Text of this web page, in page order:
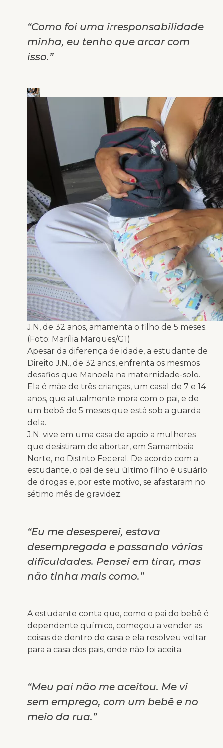
“Como foi uma irresponsabilidade
minha, eu tenho que arcar com
isso.”
J.N, de 32 anos, amamenta o filho de 5 meses.
(Foto: Marília Marques/G1)
Apesar da diferença de idade, a estudante de
Direito J.N., de 32 anos, enfrenta os mesmos
desafios que Manoela na maternidade-solo.
Ela é mãe de três crianças, um casal de 7 e 14
anos, que atualmente mora com o pai, e de
um bebê de 5 meses que está sob a guarda
dela.
J.N. vive em uma casa de apoio a mulheres
que desistiram de abortar, em Samambaia
Norte, no Distrito Federal. De acordo com a
estudante, o pai de seu último filho é usuário
de drogas e, por este motivo, se afastaram no
sétimo mês de gravidez.
“Eu me desesperei, estava
desempregada e passando várias
dificuldades. Pensei em tirar, mas
não tinha mais como.”
A estudante conta que, como o pai do bebê é
dependente químico, começou a vender as
coisas de dentro de casa e ela resolveu voltar
para a casa dos pais, onde não foi aceita.
“Meu pai não me aceitou. Me vi
sem emprego, com um bebê e no
meio da rua.”